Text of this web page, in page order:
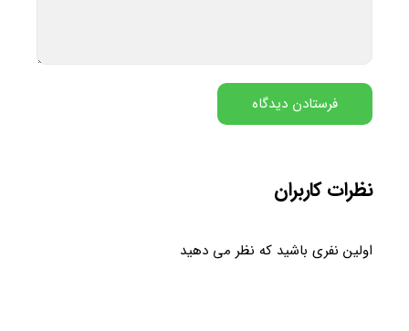
نظرات کاربران
اولین نفری باشید که نظر می دهید